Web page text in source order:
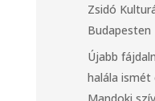
Zsidó
Budapesten
Újabb
halála